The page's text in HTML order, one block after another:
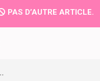
PAS D’AUTRE ARTICLE.